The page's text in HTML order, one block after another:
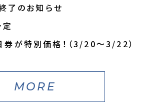
了のお知らせ
が特別価格！（3/20～3/22）
MORE